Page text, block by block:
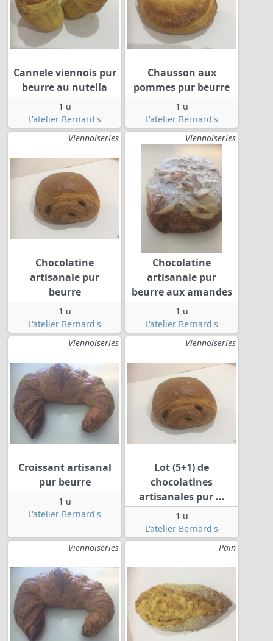
Cannele viennois pur
beurre au nutella
1 u
L'atelier Bernard's
Chausson aux
pommes pur beurre
1 u
L'atelier Bernard's
Viennoiseries
Chocolatine
artisanale pur
beurre
1 u
L'atelier Bernard's
Viennoiseries
Chocolatine
artisanale pur
beurre aux amandes
1 u
L'atelier Bernard's
Viennoiseries
Croissant artisanal
pur beurre
1 u
L'atelier Bernard's
Viennoiseries
Lot (5+1) de
chocolatines
artisanales pur ...
1 u
L'atelier Bernard's
Viennoiseries
Pain